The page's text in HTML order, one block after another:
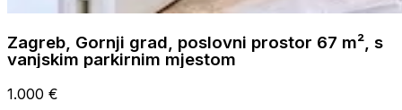
Zagreb, Gornji grad, poslovni prostor 67 m², s
vanjskim parkirnim mjestom
1.000 €